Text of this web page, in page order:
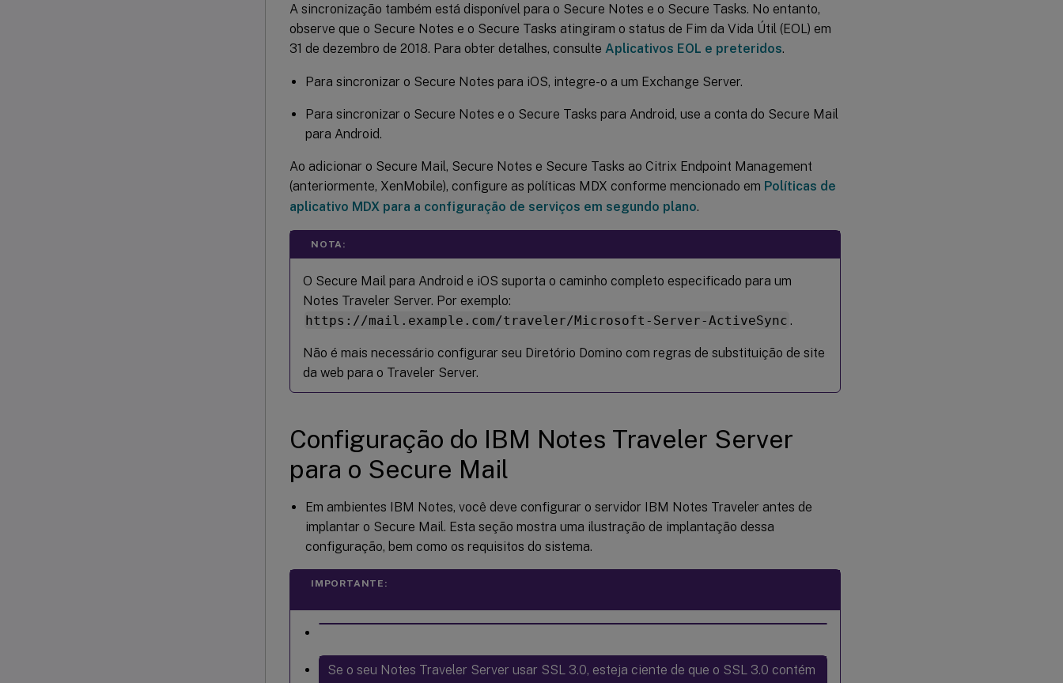
A sincronização também está disponível para o Secure Notes e o Secure Tasks. No entanto,
observe que o Secure Notes e o Secure Tasks atingiram o status de Fim da Vida Útil (EOL) em
31 de dezembro de 2018. Para obter detalhes, consulte Aplicativos EOL e preteridos.
Para sincronizar o Secure Notes para iOS, integre-o a um Exchange Server.
Para sincronizar o Secure Notes e o Secure Tasks para Android, use a conta do Secure Mail
para Android.
Ao adicionar o Secure Mail, Secure Notes e Secure Tasks ao Citrix Endpoint Management
(anteriormente, XenMobile), configure as políticas MDX conforme mencionado em Políticas de
aplicativo MDX para a configuração de serviços em segundo plano.
NOTA:
O Secure Mail para Android e iOS suporta o caminho completo especificado para um
Notes Traveler Server. Por exemplo:
https://mail.example.com/traveler/Microsoft-Server-ActiveSync .
Não é mais necessário configurar seu Diretório Domino com regras de substituição de site
da web para o Traveler Server.
Configuração do IBM Notes Traveler Server
para o Secure Mail
Em ambientes IBM Notes, você deve configurar o servidor IBM Notes Traveler antes de
implantar o Secure Mail. Esta seção mostra uma ilustração de implantação dessa
configuração, bem como os requisitos do sistema.
IMPORTANTE:
Se o seu Notes Traveler Server usar SSL 3.0, esteja ciente de que o SSL 3.0 contém